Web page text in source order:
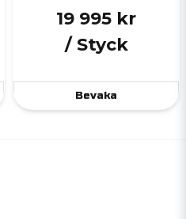
19 995 kr
/ Styck
Bevaka